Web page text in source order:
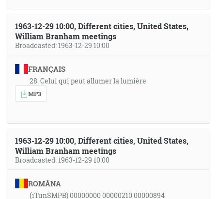
1963-12-29 10:00, Different cities, United States,
William Branham meetings
Broadcasted: 1963-12-29 10:00
FRANÇAIS
28. Celui qui peut allumer la lumière
MP3
1963-12-29 10:00, Different cities, United States,
William Branham meetings
Broadcasted: 1963-12-29 10:00
ROMÂNA
(iTunSMPB) 00000000 00000210 00000894